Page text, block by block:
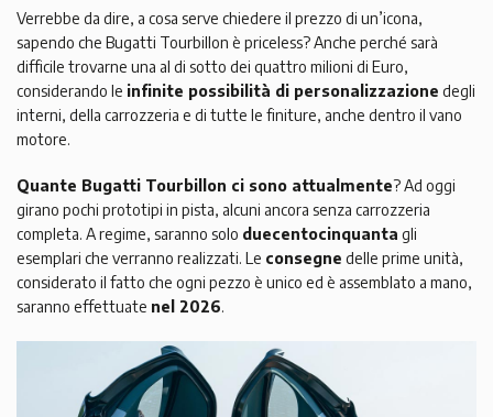
Verrebbe da dire, a cosa serve chiedere il prezzo di un’icona,
sapendo che Bugatti Tourbillon è priceless? Anche perché sarà
difficile trovarne una al di sotto dei quattro milioni di Euro,
considerando le infinite possibilità di personalizzazione degli
interni, della carrozzeria e di tutte le finiture, anche dentro il vano
motore.
Quante Bugatti Tourbillon ci sono attualmente? Ad oggi
girano pochi prototipi in pista, alcuni ancora senza carrozzeria
completa. A regime, saranno solo duecentocinquanta gli
esemplari che verranno realizzati. Le consegne delle prime unità,
considerato il fatto che ogni pezzo è unico ed è assemblato a mano,
saranno effettuate nel 2026.